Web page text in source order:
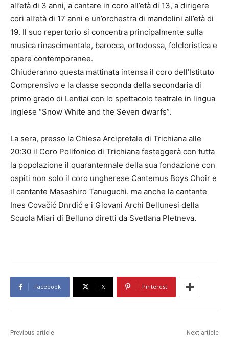
all’età di 3 anni, a cantare in coro all’età di 13, a dirigere
cori all’età di 17 anni e un’orchestra di mandolini all’età di
19. Il suo repertorio si concentra principalmente sulla
musica rinascimentale, barocca, ortodossa, folcloristica e
opere contemporanee.
Chiuderanno questa mattinata intensa il coro dell’Istituto
Comprensivo e la classe seconda della secondaria di
primo grado di Lentiai con lo spettacolo teatrale in lingua
inglese “Snow White and the Seven dwarfs”.
La sera, presso la Chiesa Arcipretale di Trichiana alle
20:30 il Coro Polifonico di Trichiana festeggerà con tutta
la popolazione il quarantennale della sua fondazione con
ospiti non solo il coro ungherese Cantemus Boys Choir e
il cantante Masashiro Tanuguchi. ma anche la cantante
Ines Covačić Dnrdić e i Giovani Archi Bellunesi della
Scuola Miari di Belluno diretti da Svetlana Pletneva.
Facebook X Pinterest
Previous article Next article